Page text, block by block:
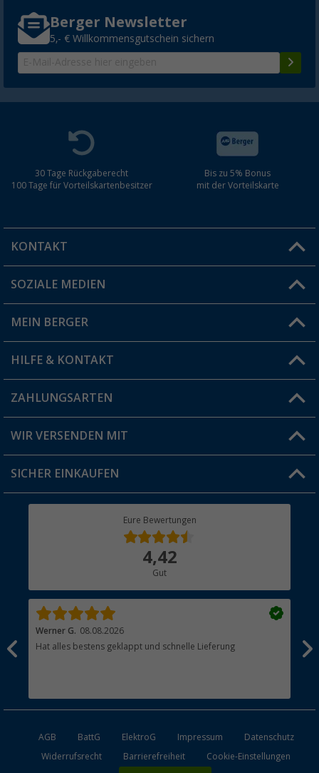
Berger Newsletter
5,- € Willkommensgutschein sichern
30 Tage Rückgaberecht
100 Tage für Vorteilskartenbesitzer
Bis zu 5% Bonus
mit der Vorteilskarte
KONTAKT
Du hast eine Frage?
Filiale finden
SOZIALE MEDIEN
MEIN BERGER
Vorteilskarte
Blog
Jobs & Karriere
HILFE & KONTAKT
FAQ & Kontakt
Versandinformationen
Rücksendung
ZAHLUNGSARTEN
WIR VERSENDEN MIT
SICHER EINKAUFEN
Eure Bewertungen
4,42
Gut
Werner G. 08.08.2026
Hat alles bestens geklappt und schnelle Lieferung
AGB BattG ElektroG Impressum
Datenschutz
Widerrufsrecht
Barrierefreiheit Cookie-Einstellungen